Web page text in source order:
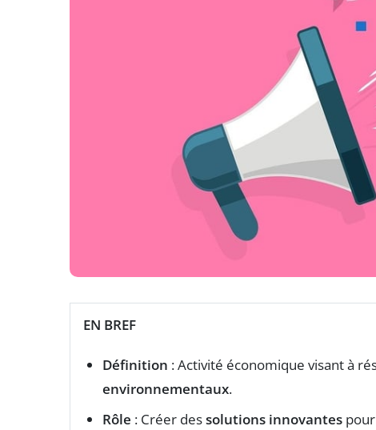
EN BREF
Définition : Activité économique visant à
environnementaux.
Rôle : Créer dessolutions innovantes